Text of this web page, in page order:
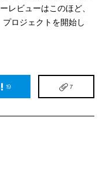
レビューはこのほど、
プロジェクトを開始し
19 7